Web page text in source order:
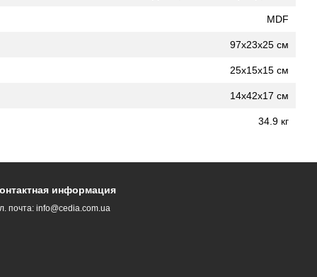
MDF
97x23x25 см
25x15x15 см
14x42x17 см
34.9 кг
информация
почта:info@cedia.com.ua